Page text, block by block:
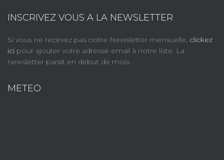
INSCRIVEZ VOUS A LA NEWSLETTER
Si vous ne recevez pas notre Newsletter mensuelle, clickez
ici pour ajouter votre adresse email à notre liste. La
newsletter parait en début de mois.
METEO